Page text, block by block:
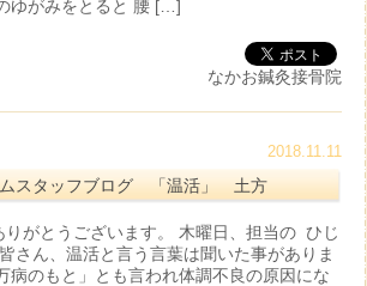
ゆがみをとると 腰 […]
なかお鍼灸接骨院
2018.11.11
ムスタッフブログ 「温活」 土方
りがとうございます。 木曜日、担当の ひじ
さん、温活と言う言葉は聞いた事がありま
病のもと」とも言われ体調不良の原因にな